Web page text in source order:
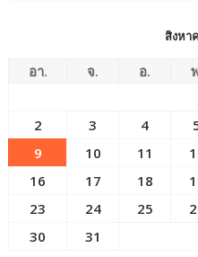
สิงหา
อา. จ. อ.
2
3 4
9
10 11
16
17 18
23
24 25
30
31